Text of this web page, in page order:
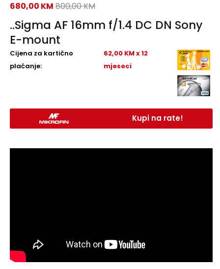
..Sigma AF 16mm f/1.4 DC DN Sony
E-mount
680,00 KM 800,00KM
Cijena za kartično
plaćanje:
62,00 KM x 12
mjeseci
Kupi na rate!